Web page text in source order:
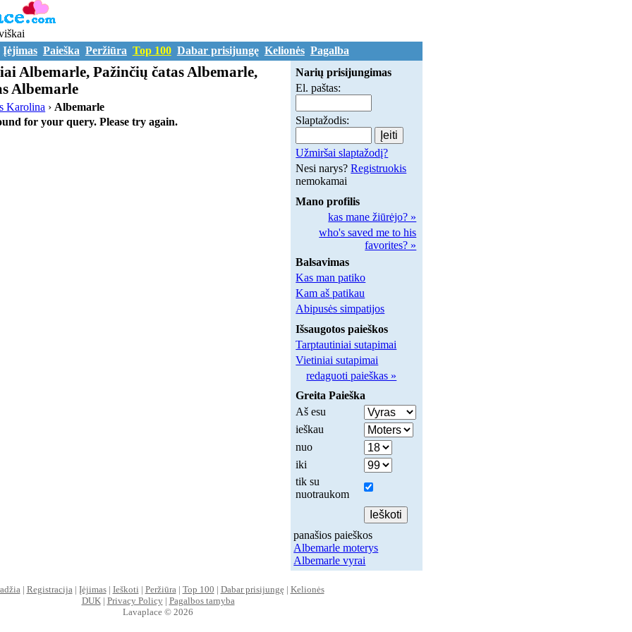
Įėjimas Paieška Peržiūra Top 100 Dabar prisijungę Kelionės Pagalba
Albemarle, Pažinčių čatas Albemarle,
Albemarle
Karolina › Albemarle
for your query. Please try again.
Narių prisijungimas
El. paštas:
Slaptažodis:
Užmiršai slaptažodį?
Nesi narys?Registruokis
nemokamai
Mano profilis
kas mane žiūrėjo? »
who's saved me to his
favorites? »
Balsavimas
Kas man patiko
Kam aš patikau
Abipusės simpatijos
Išsaugotos paieškos
Tarptautiniai sutapimai
Vietiniai sutapimai
redaguoti paieškas »
Greita Paieška
Aš esu
ieškau
nuo
iki
tik su
nuotraukom
panašios paieškos
Albemarle moterys
Albemarle vyrai
| Registracija| Įėjimas| Ieškoti | Peržiūra| Top 100 | Dabar prisijungę| Kelionės
DUK| Privacy Policy| Pagalbos tarnyba
Lavaplace © 2026